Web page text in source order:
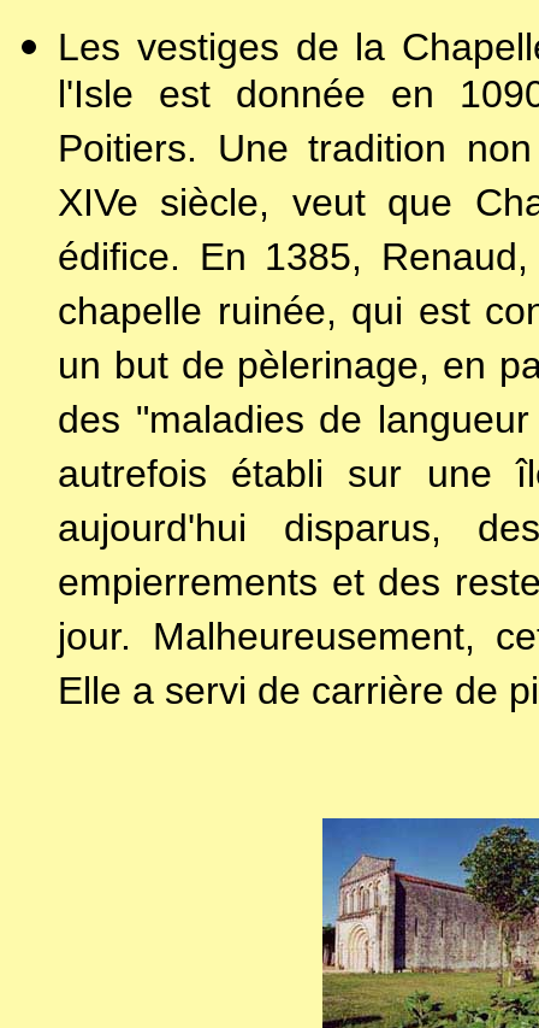
Les vestiges de la
l'Isle est donnée en
Poitiers. Une tradition
XIVe siècle, veut que
édifice. En 1385,
chapelle ruinée, qui est
un but de pèlerinage, en
des "maladies de
autrefois établi sur une
aujourd'hui disparus,
empierrements et des
jour. Malheureusement,
Elle a servi de carrière de